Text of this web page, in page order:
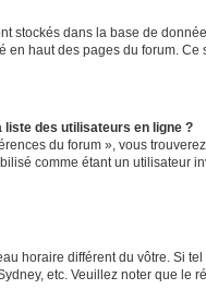
stockés dans la base de
haut des pages du forum.
liste des utilisateurs en ligne ?
du forum », vous
comme étant un utilisateur
horaire différent du vôtre. Si
etc. Veuillez noter que le